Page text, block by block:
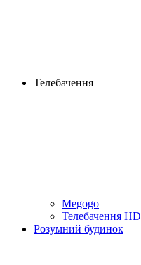
Телебачення
Megogo
Телебачення HD
Розумний будинок